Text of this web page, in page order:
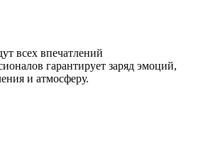
всех впечатлений
гарантирует заряд эмоций,
и атмосферу.